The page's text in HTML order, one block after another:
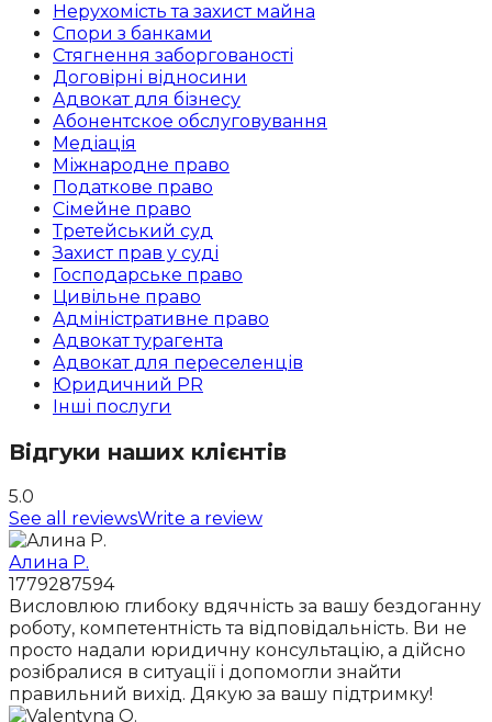
Нерухомість та захист майна
Спори з банками
Стягнення заборгованості
Договірні відносини
Адвокат для бізнесу
Абoнентское обслуговування
Медіація
Міжнародне право
Податкове право
Сімейне право
Третейський суд
Захист прав у суді
Господарське право
Цивільне право
Адміністративне право
Адвокат турагента
Адвокат для переселенців
Юридичний PR
Інші послуги
Відгуки наших клієнтів
5.0
See all reviewsWrite a review
Алина Р.
1779287594
Висловлюю глибоку вдячність за вашу бездоганну
роботу, компетентність та відповідальність. Ви не
просто надали юридичну консультацію, а дійсно
розібралися в ситуації і допомогли знайти
правильний вихід. Дякую за вашу підтримку!